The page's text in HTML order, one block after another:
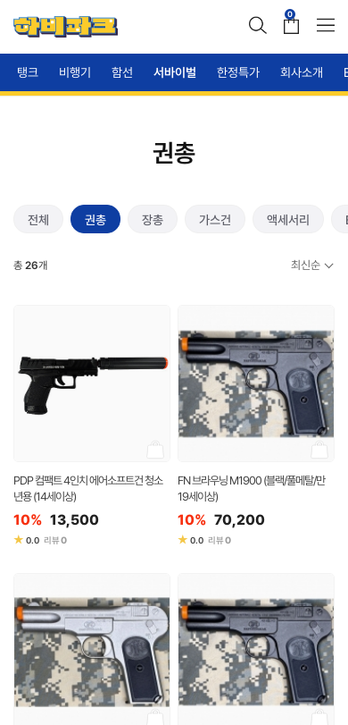
0
탱크 비행기 함선 서바이벌 한정특가 회사소개
권총
전체 권총 장총 가스건 액세서리
총 26개 최신순
PDP 컴팩트 4인치 에어소프트건 청소
년용 (14세이상)
10% 13,500
★ 0.0 리뷰0
FN 브라우닝 M1900 (블랙/풀메탈/만
19세이상)
10% 70,200
★ 0.0 리뷰0